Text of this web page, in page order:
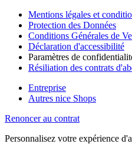
Mentions légales et
Protection des Données
Conditions Générales de
Déclaration d'accessibilité
Paramètres de
Résiliation des contrats
Entreprise
Autres nice Shops
Renoncer au contrat
Personnalisez votre expérience